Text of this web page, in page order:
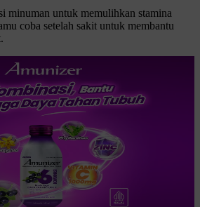
minuman untuk memulihkan stamina
coba setelah sakit untuk membantu